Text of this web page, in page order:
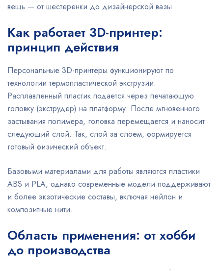
вещь — от шестеренки до дизайнерской вазы.
Как работает 3D-принтер:
принцип действия
Персональные 3D-принтеры функционируют по
технологии термопластической экструзии.
Расплавленный пластик подается через печатающую
головку (экструдер) на платформу. После мгновенного
застывания полимера, головка перемещается и наносит
следующий слой. Так, слой за слоем, формируется
готовый физический объект.
Базовыми материалами для работы являются пластики
ABS и PLA, однако современные модели поддерживают
и более экзотические составы, включая нейлон и
композитные нити.
Область применения: от хобби
до производства